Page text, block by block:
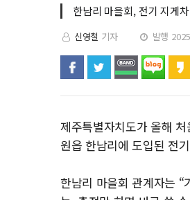
한남리 마을회, 전기 지게
신영철 기자 발행
제주특별자치도가 올해
원읍 한남리에 도입된 전
한남리 마을회 관계자는